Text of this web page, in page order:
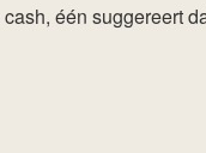
één suggereert